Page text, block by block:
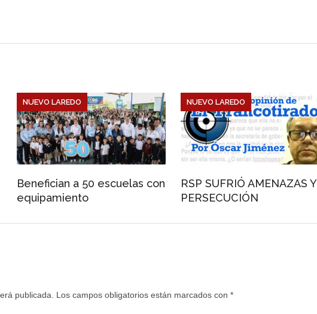
Benefician a 50 escuelas con
equipamiento
NUEVO LAREDO
RSP SUFRIÓ AMENAZAS Y
PERSECUCIÓN
NUEVO LAREDO
publicada. Los campos obligatorios están marcados con *